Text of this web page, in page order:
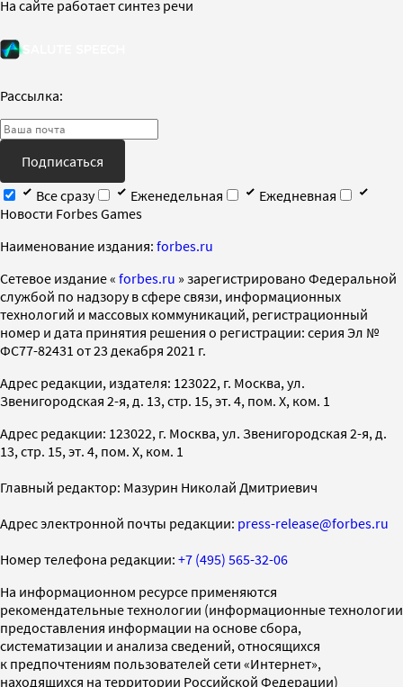
На сайте работает синтез речи
Рассылка:
Подписаться
Все сразу
Еженедельная
Ежедневная
Новости Forbes Games
Наименование издания: forbes.ru
Cетевое издание « forbes.ru » зарегистрировано Федеральной
службой по надзору в сфере связи, информационных
технологий и массовых коммуникаций, регистрационный
номер и дата принятия решения о регистрации: серия Эл №
ФС77-82431 от 23 декабря 2021 г.
Адрес редакции, издателя: 123022, г. Москва, ул.
Звенигородская 2-я, д. 13, стр. 15, эт. 4, пом. X, ком. 1
Адрес редакции: 123022, г. Москва, ул. Звенигородская 2-я, д.
13, стр. 15, эт. 4, пом. X, ком. 1
Главный редактор: Мазурин Николай Дмитриевич
Адрес электронной почты редакции: press-release@forbes.ru
Номер телефона редакции: +7 (495) 565-32-06
На информационном ресурсе применяются
рекомендательные технологии (информационные технологии
предоставления информации на основе сбора,
систематизации и анализа сведений, относящихся
к предпочтениям пользователей сети «Интернет»,
находящихся на территории Российской Федерации)